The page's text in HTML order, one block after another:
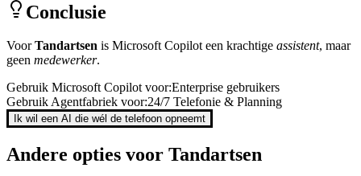
Conclusie
VoorTandartsen is Microsoft Copiloteen krachtige assistent, maar
geen medewerker.
Gebruik Microsoft Copilotvoor:Enterprise gebruikers
Gebruik Agentfabriek voor:24/7 Telefonie & Planning
Ik wil een AI die wél de telefoon opneemt
Andere opties voor Tandartsen